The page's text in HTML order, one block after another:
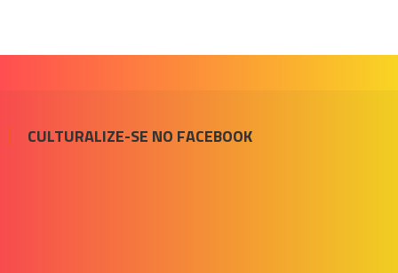
CULTURALIZE-SE NO FACEBOOK